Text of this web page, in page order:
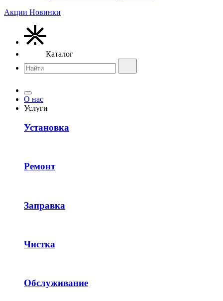
Акции Новинки
Каталог
О нас
Услуги
Установка
Ремонт
Заправка
Чистка
Обслуживание